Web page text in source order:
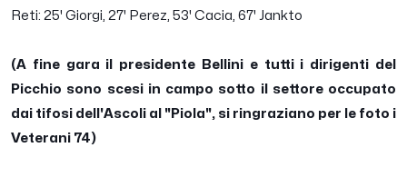
Reti: 25' Giorgi, 27' Perez, 53' Cacia, 67' Jankto
(A fine gara il presidente Bellini e tutti i dirigenti del
Picchio sono scesi in campo sotto il settore occupato
dai tifosi dell'Ascoli al "Piola", si ringraziano per le foto i
Veterani 74)